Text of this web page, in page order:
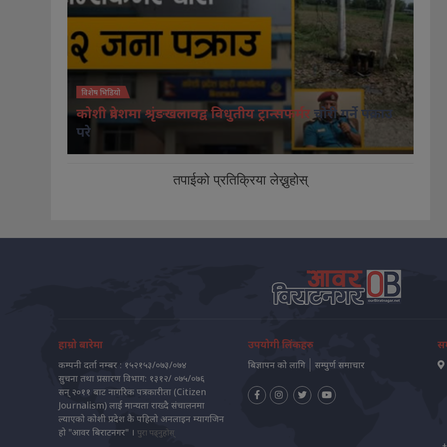
विशेष भिडियो
कोशी प्रदेशमा श्रृंङखलावद्व विधुतीय ट्रान्सफर्मरचोरी गर्ने पक्राउ
परे
तपाईको प्रतिक्रिया लेख्नुहोस्
हाम्रो बारेमा
कम्पनी दर्ता नम्बर : १५२१५३/०७३/०७४
सुचना तथा प्रसारण विभाग: १३१२/ ०७५/०७६
सन् २०११ बाट नागरिक पत्रकारीता (Citizen
Journalism) लाई मान्यता राख्दै संचालनमा
ल्याएको कोशी प्रदेश कै पहिलो अनलाइन म्यागजिन
हो "आवर बिराटनगर" । पुरा पढ्नुहोस्
उपयोगी लिंकहरु
बिज्ञापन को लागि सम्पुर्ण समाचार